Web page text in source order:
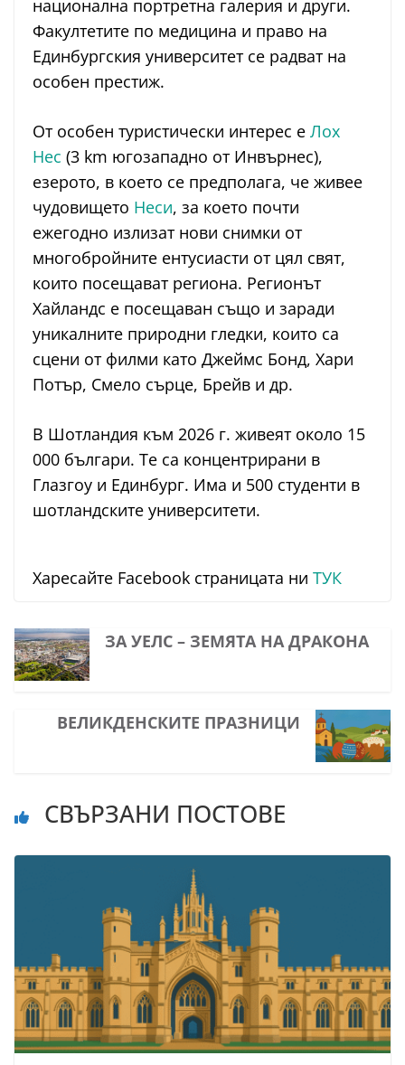
национална портретна галерия и други.
Факултетите по медицина и право на
Единбургския университет се радват на
особен престиж.
От особен туристически интерес е Лох
Нес (3 km югозападно от Инвърнес),
езерото, в което се предполага, че живее
чудовището Неси, за което почти
ежегодно излизат нови снимки от
многобройните ентусиасти от цял свят,
които посещават региона. Регионът
Хайландс е посещаван също и заради
уникалните природни гледки, които са
сцени от филми като Джеймс Бонд, Хари
Потър, Смело сърце, Брейв и др.
В Шотландия към 2026 г. живеят около 15
000 българи. Те са концентрирани в
Глазгоу и Единбург. Има и 500 студенти в
шотландските университети.
Харесайте Facebook страницата ни ТУК
ЗА УЕЛС – ЗЕМЯТА НА ДРАКОНА
ВЕЛИКДEНСКИТЕ ПРАЗНИЦИ
СВЪРЗАНИ ПОСТОВЕ